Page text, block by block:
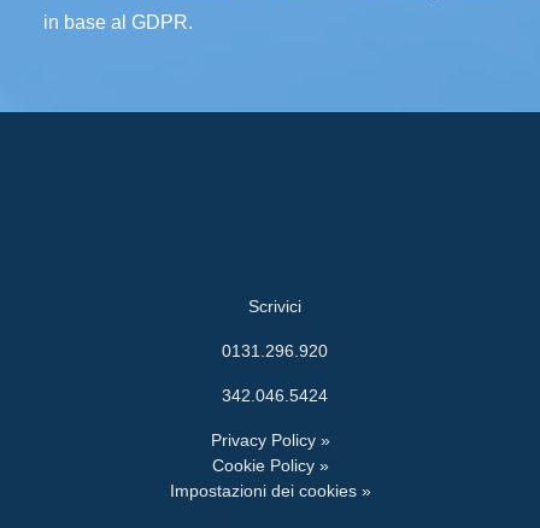
in base al GDPR.
Scrivici
0131.296.920
342.046.5424
Privacy Policy »
Cookie Policy »
Impostazioni dei cookies »